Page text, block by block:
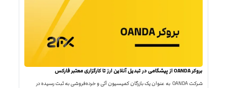
بروکر OANDA از پیشگامی در تبدیل آنلاین ارز تا کارگزاری معتبر فارکس
شرکت OANDA به عنوان یک بازرگان کمیسیون آتی و خرده‌فروشی به ثبت رسیده در